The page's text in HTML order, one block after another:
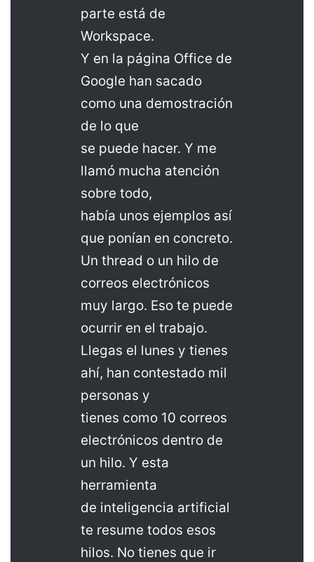
parte está de
Workspace.
Y en la página Office de
Google han sacado
como una demostración
de lo que
se puede hacer. Y me
llamó mucha atención
sobre todo,
había unos ejemplos así
que ponían en concreto.
Un thread o un hilo de
correos electrónicos
muy largo. Eso te puede
ocurrir en el trabajo.
Llegas el lunes y tienes
ahí, han contestado mil
personas y
tienes como 10 correos
electrónicos dentro de
un hilo. Y esta
herramienta
de inteligencia artificial
te resume todos esos
hilos. No tienes que ir